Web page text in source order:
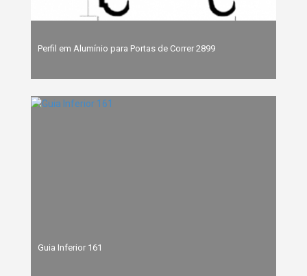
Perfil em Alumínio para Portas de Correr 2899
Guia Inferior 161